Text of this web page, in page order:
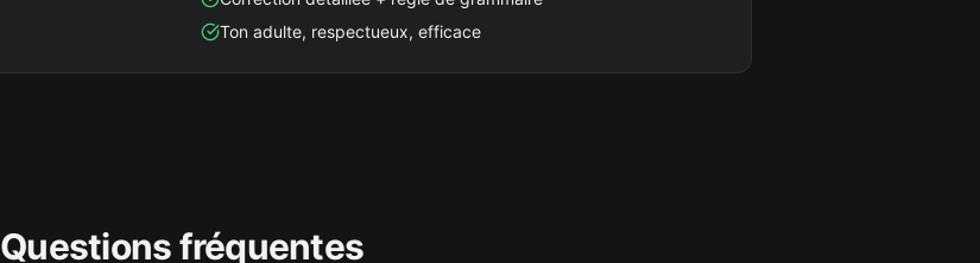
Ton adulte, respectueux, efficace
Questions fréquentes